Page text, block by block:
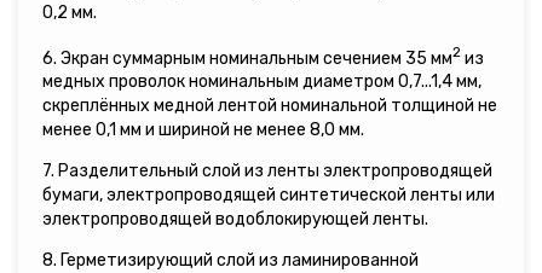
0,2 мм.
6. Экран суммарным номинальным сечением 35 мм2 из
медных проволок номинальным диаметром 0,7...1,4 мм,
скреплённых медной лентой номинальной толщиной не
менее 0,1 мм и шириной не менее 8,0 мм.
7. Разделительный слой из ленты электропроводящей
бумаги, электропроводящей синтетической ленты или
электропроводящей водоблокирующей ленты.
8. Герметизирующий слой из ламинированной